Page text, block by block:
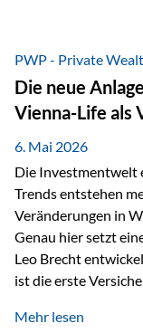
Mäder gesammelt
Strecke mit rund
stellte die
sportliche
PWP - Private
Die neue
Vienna-Life als
6. Mai 2026
Die Investmentwelt
Trends entstehen
Veränderungen in
Genau hier setzt
Leo Brecht
ist die erste
Vorreiter. Warum
Mehr lesen